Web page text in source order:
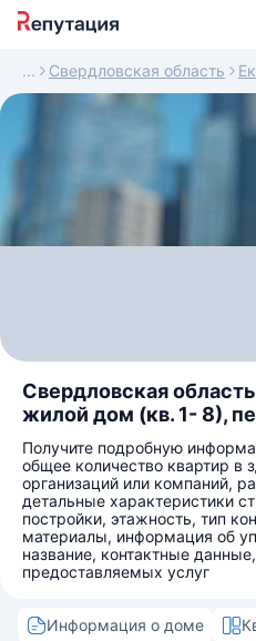
Свердловская область
Свердловская
жилой дом (кв. 1- 8),
Получите подробную
общее количество квартир в
организаций или компаний,
детальные характеристики
постройки, этажность, тип
материалы, информация об
название, контактные
предоставляемых услуг
Информация о доме